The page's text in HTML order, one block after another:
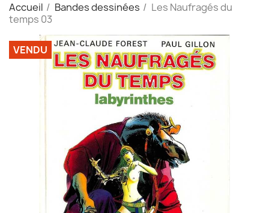
Accueil Bandes dessinées
Les Naufragés du
temps 03
VENDU